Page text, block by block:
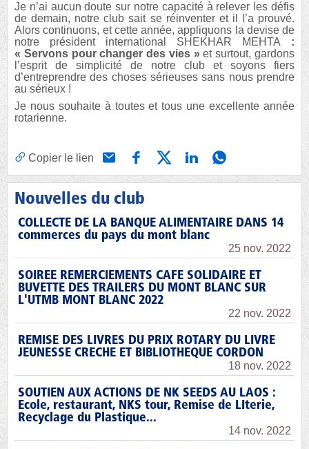
Je n’ai aucun doute sur notre capacité à relever les défis
de demain, notre club sait se réinventer et il l’a prouvé.
Alors continuons, et cette année, appliquons la devise de
notre président international SHEKHAR MEHTA :
« Servons pour changer des vies »et surtout, gardons
l’esprit de simplicité de notre club et soyons fiers
d’entreprendre des choses sérieuses sans nous prendre
au sérieux !
Je nous souhaite à toutes et tous une excellente année
rotarienne.
Copier le lien
Nouvelles du club
COLLECTE DE LA BANQUE ALIMENTAIRE DANS 14
commerces du pays du mont blanc
25 nov. 2022
SOIREE REMERCIEMENTS CAFE SOLIDAIRE ET
BUVETTE DES TRAILERS DU MONT BLANC SUR
L'UTMB MONT BLANC 2022
22 nov. 2022
REMISE DES LIVRES DU PRIX ROTARY DU LIVRE
JEUNESSE CRECHE ET BIBLIOTHEQUE CORDON
18 nov. 2022
SOUTIEN AUX ACTIONS DE NK SEEDS AU LAOS :
Ecole, restaurant, NKS tour, Remise de LIterie,
Recyclage du Plastique...
14 nov. 2022